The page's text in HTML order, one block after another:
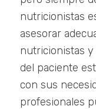
nutricionistas
asesorar
nutricionistas y
del paciente
con sus
profesionales